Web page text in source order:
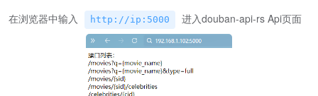
在浏览器中输入 http://ip:5000 进入douban-api-rs Api页面